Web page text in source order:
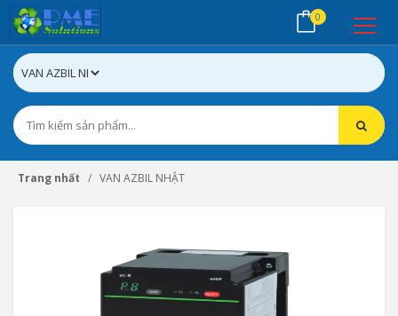
0
Trang nhất VAN AZBIL NHẬT